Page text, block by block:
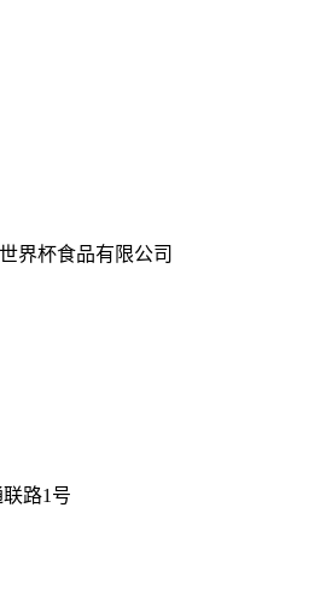
界杯食品有限公司
路1号